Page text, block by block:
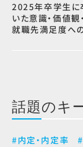
2025年卒学生に
いた意識・価値観
就職先満足度へ
話題のキ
#内定・内定率